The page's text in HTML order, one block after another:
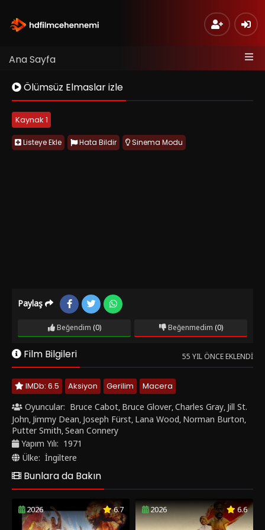
Ana Sayfa
Ölümsüz Elmaslar izle
Kaynak 1
Listeye Ekle Hata Bildir Sinema Modu
Paylaş
Beğendim (0) Beğenmedim (0)
Film Bilgileri 55 YIL ÖNCE EKLENDI
IMDb: 6.5 Aksiyon Gerilim
Macera
Oyuncular: Bruce Cabot, Bruce Glover,Charles Gray, Jill St.
John, Jimmy Dean, Joseph Fürst, Lana Wood, Norman Burton,
Putter Smith,Sean Connery
Yapım Yılı: 1971
Ülke: İngiltere
Bunlara da Bakın
2026 6.7 2026 6.6